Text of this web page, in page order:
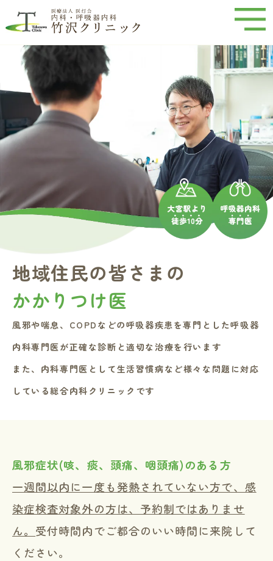
地域住民の皆さまの
かかりつけ医
風邪や喘息、COPDなどの呼吸器疾患を専門とした呼吸器
内科専門医が正確な診断と適切な治療を行います
また、内科専門医として生活習慣病など様々な問題に対応
している総合内科クリニックです
風邪症状(咳、痰、頭痛、咽頭痛)のある方
一週間以内に一度も発熱されていない方で、感
染症検査対象外の方は、予約制ではありませ
ん。 受付時間内でご都合のいい時間に来院して
ください。